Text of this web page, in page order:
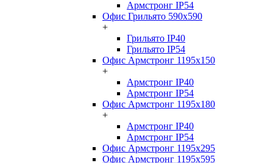
Армстронг IP54
Офис Грильято 590x590
+
Грильято IP40
Грильято IP54
Офис Армстронг 1195x150
+
Армстронг IP40
Армстронг IP54
Офис Армстронг 1195x180
+
Армстронг IP40
Армстронг IP54
Офис Армстронг 1195x295
Офис Армстронг 1195x595